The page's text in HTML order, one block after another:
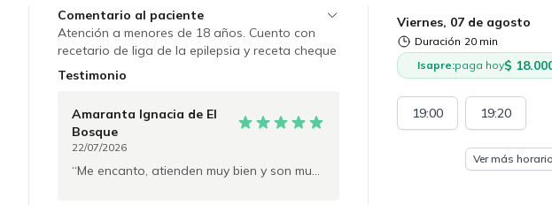
Viernes, 07 de agosto
Duración 20 min
Isapre:paga hoy$
19:00 19:20
Ver más
Comentario al paciente
Atención a menores de 18 años. Cuento con
recetario de liga de la epilepsia y receta cheque
para prescripción de fármacos retenidos. Con
médicas
Testimonio
Amaranta Ignacia de El
Bosque
22/07/2026
Me encanto, atienden muy bien y son muy amables con todas las consultas que uno tiene.